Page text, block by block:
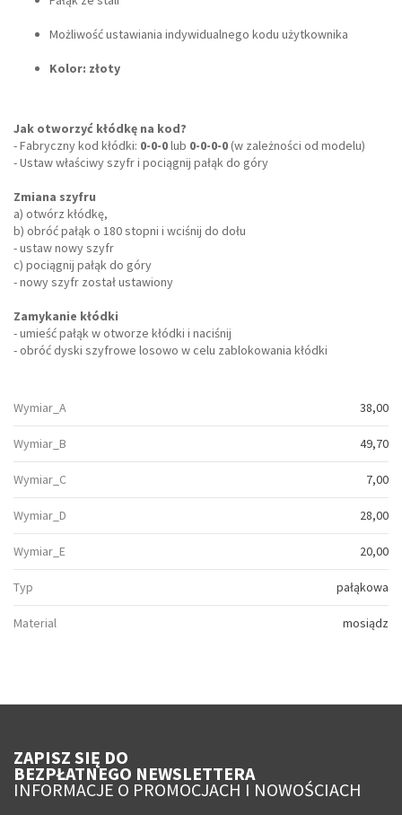
Możliwość ustawiania indywidualnego kodu użytkownika
Kolor: złoty
Jak otworzyć kłódkę na kod?
- Fabryczny kod kłódki: 0-0-0lub 0-0-0-0(w zależności od modelu)
- Ustaw właściwy szyfr i pociągnij pałąk do góry
Zmiana szyfru
a) otwórz kłódkę,
b) obróć pałąk o 180 stopni i wciśnij do dołu
- ustaw nowy szyfr
c) pociągnij pałąk do góry
- nowy szyfr został ustawiony
Zamykanie kłódki
- umieść pałąk w otworze kłódki i naciśnij
- obróć dyski szyfrowe losowo w celu zablokowania kłódki
Wymiar_A 38,00
Wymiar_B 49,70
Wymiar_C 7,00
Wymiar_D 28,00
Wymiar_E 20,00
Typ pałąkowa
Material mosiądz
ZAPISZ SIĘ DO
BEZPŁATNEGO NEWSLETTERA
INFORMACJE O PROMOCJACH I NOWOŚCIACH